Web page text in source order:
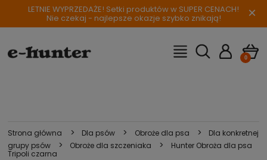
LETNIE WYPRZEDAŻE! Setki produktów w SUPER CENACH!
Nie czekaj - najlepsze okazje szybko znikają! ×
Strona główna > Dla psów > Obroże dla psa >
Dla konkretnej
grupy psów
> Obroże dla szczeniaka >
Hunter Obroża dla psa
Tripoli czarna